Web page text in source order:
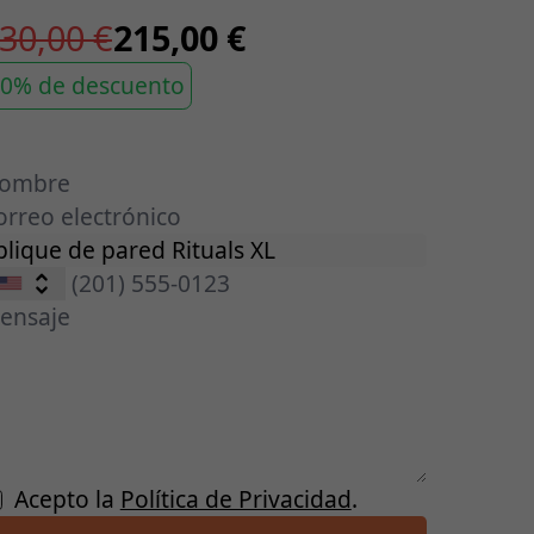
€215,00 €
de descuento
Acepto la Política de Privacidad.